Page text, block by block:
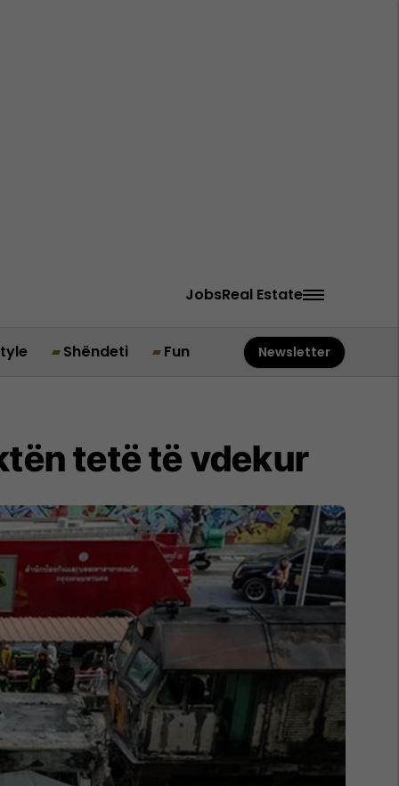
JobsReal Estate
Shëndeti Fun Newsletter
tetë të vdekur